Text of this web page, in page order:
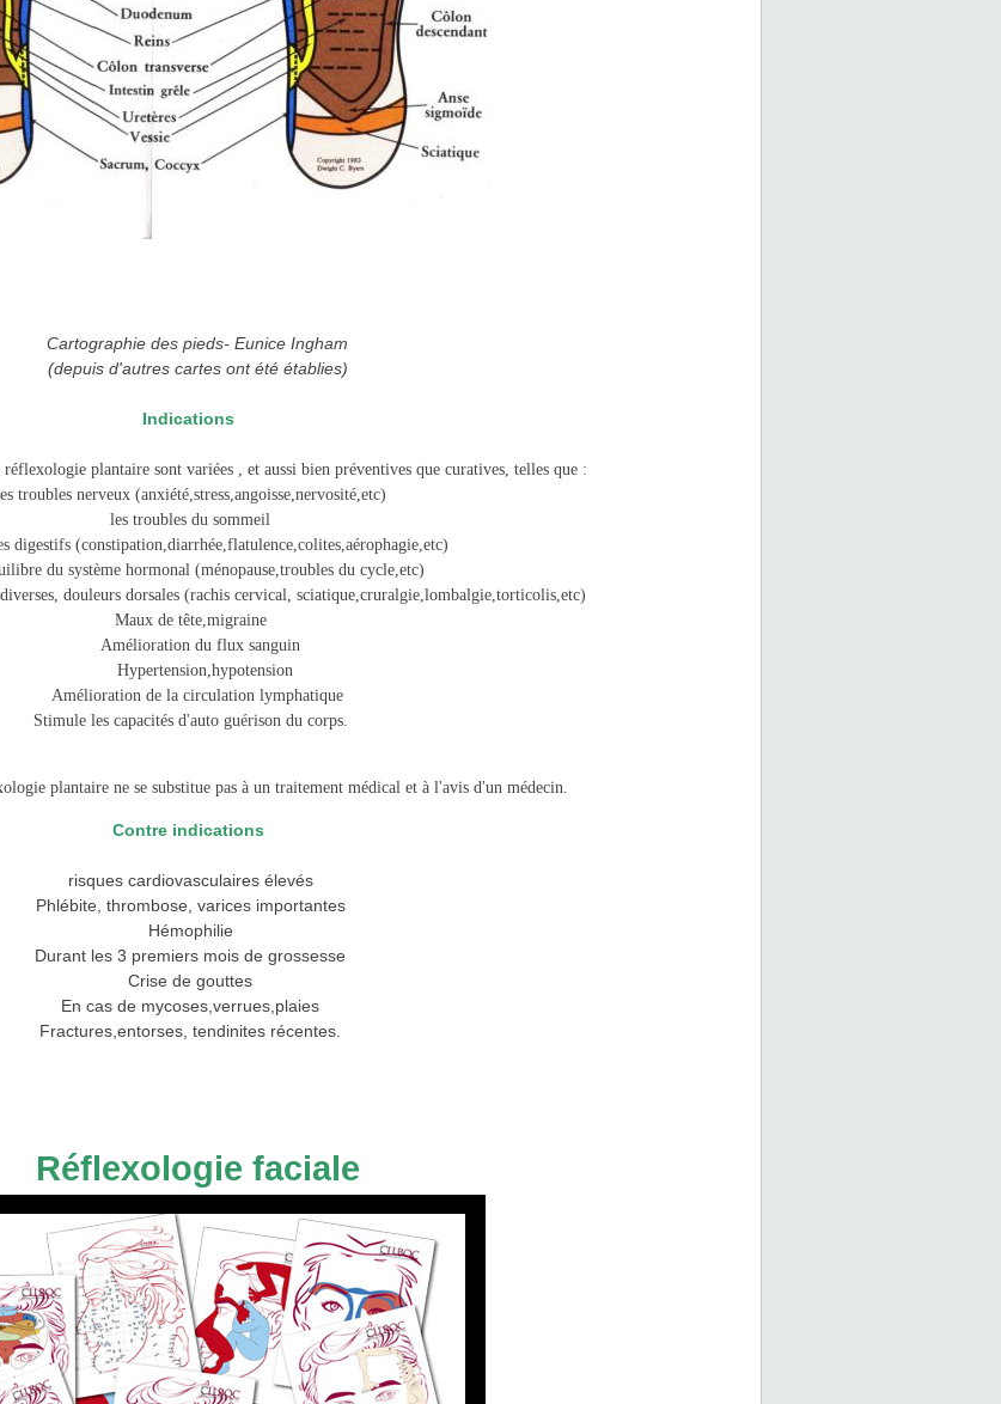
Cartographie des pieds- Eunice Ingham
(depuis d'autres cartes ont été établies)
Indications
réflexologie plantaire sont variées , et aussi bien préventives que curatives, telles que :
troubles nerveux (anxiété,stress,angoisse,nervosité,etc)
les troubles du sommeil
digestifs (constipation,diarrhée,flatulence,colites,aérophagie,etc)
du système hormonal (ménopause,troubles du cycle,etc)
douleurs dorsales (rachis cervical, sciatique,cruralgie,lombalgie,torticolis,etc)
Maux de tête,migraine
Amélioration du flux sanguin
Hypertension,hypotension
Amélioration de la circulation lymphatique
Stimule les capacités d'auto guérison du corps.
plantaire ne se substitue pas à un traitement médical et à l'avis d'un médecin.
Contre indications
risques cardiovasculaires élevés
Phlébite, thrombose, varices importantes
Hémophilie
Durant les 3 premiers mois de grossesse
Crise de gouttes
En cas de mycoses,verrues,plaies
Fractures,entorses, tendinites récentes.
Réflexologie faciale